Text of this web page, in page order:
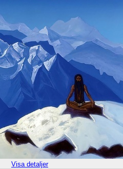
Visa detaljer